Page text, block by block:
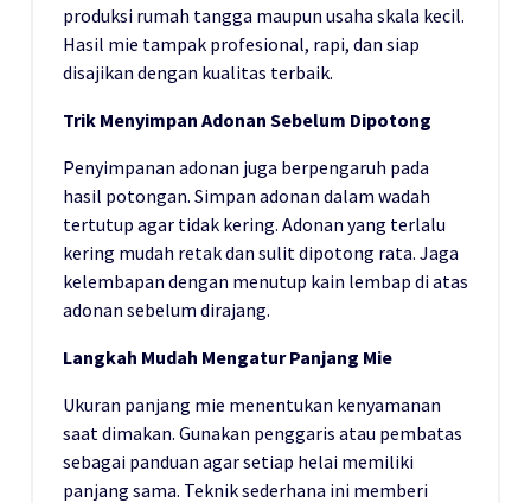
produksi rumah tangga maupun usaha skala kecil.
Hasil mie tampak profesional, rapi, dan siap
disajikan dengan kualitas terbaik.
Trik Menyimpan Adonan Sebelum Dipotong
Penyimpanan adonan juga berpengaruh pada
hasil potongan. Simpan adonan dalam wadah
tertutup agar tidak kering. Adonan yang terlalu
kering mudah retak dan sulit dipotong rata. Jaga
kelembapan dengan menutup kain lembap di atas
adonan sebelum dirajang.
Langkah Mudah Mengatur Panjang Mie
Ukuran panjang mie menentukan kenyamanan
saat dimakan. Gunakan penggaris atau pembatas
sebagai panduan agar setiap helai memiliki
panjang sama. Teknik sederhana ini memberi